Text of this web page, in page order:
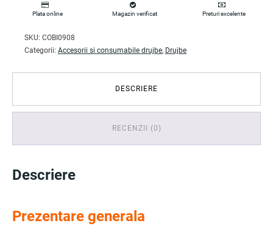
Plata online Magazin verificat Preturi excelente
SKU: COBI0908
Categorii: Accesorii si consumabile drujbe, Drujbe
DESCRIERE
RECENZII (0)
Descriere
Prezentare generala